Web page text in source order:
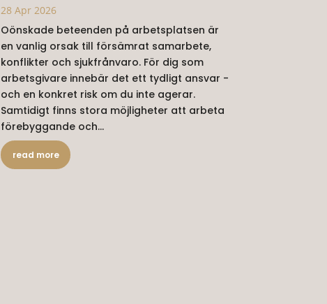
28 Apr 2026
Oönskade beteenden på arbetsplatsen är
en vanlig orsak till försämrat samarbete,
konflikter och sjukfrånvaro. För dig som
arbetsgivare innebär det ett tydligt ansvar -
och en konkret risk om du inte agerar.
Samtidigt finns stora möjligheter att arbeta
förebyggande och...
read more